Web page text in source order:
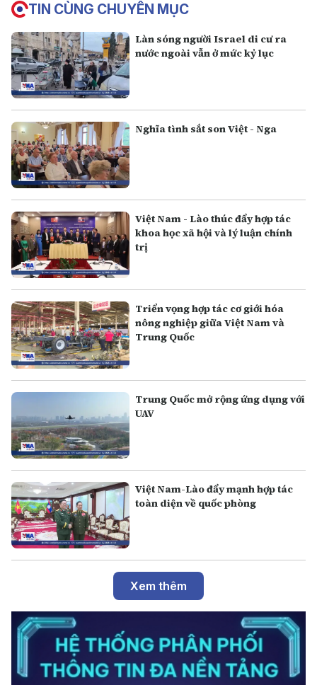
TIN CÙNG CHUYÊN MỤC
Làn sóng người Israel di cư ra
nước ngoài vẫn ở mức kỷ lục
Nghĩa tình sắt son Việt - Nga
Việt Nam - Lào thúc đẩy hợp tác
khoa học xã hội và lý luận chính
trị
Triển vọng hợp tác cơ giới hóa
nông nghiệp giữa Việt Nam và
Trung Quốc
Trung Quốc mở rộng ứng dụng với
UAV
Việt Nam-Lào đẩy mạnh hợp tác
toàn diện về quốc phòng
Xem thêm